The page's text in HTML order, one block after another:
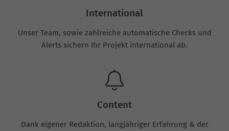
International
Unser Team, sowie zahlreiche automatische Checks und
Alerts sichern Ihr Projekt international ab.
Content
Dank eigener Redaktion, langjähriger Erfahrung & der